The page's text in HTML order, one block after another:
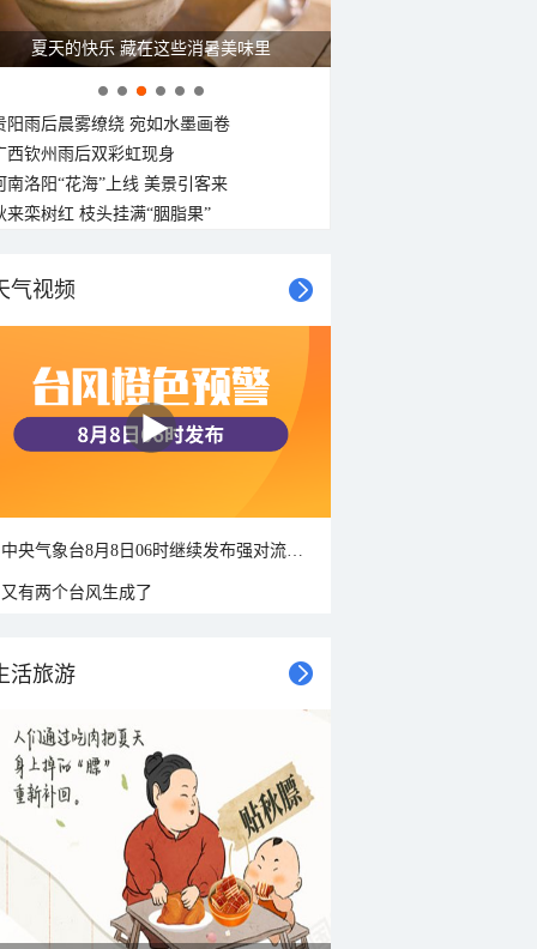
夏天的快乐 藏在这些消暑美味里
阳雨后晨雾缭绕 宛如水墨画卷
西钦州雨后双彩虹现身
南洛阳“花海”上线 美景引客来
来栾树红 枝头挂满“胭脂果”
气视频
又有两个台风生成了
活旅游